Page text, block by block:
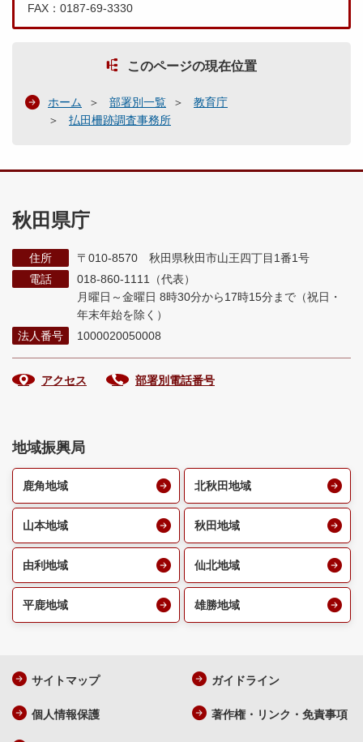
FAX：0187-69-3330
このページの現在位置
ホーム 部署別一覧
教育庁
払田柵跡調査事務所
秋田県庁
住所
〒010-8570 秋田県秋田市山王四丁目1番1号
電話
018-860-1111（代表）
月曜日～金曜日 8時30分から17時15分まで （祝日・
年末年始を除く）
法人番号
1000020050008
アクセス 部署別電話番号
地域振興局
鹿角地域 北秋田地域
山本地域 秋田地域
由利地域 仙北地域
平鹿地域 雄勝地域
サイトマップ ガイドライン
個人情報保護 著作権・リンク・免責事項